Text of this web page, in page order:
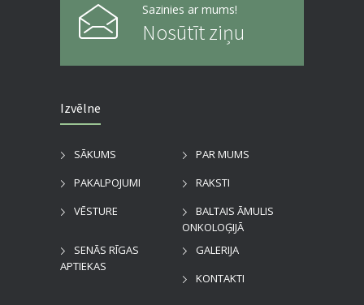
Sazinies ar mums!
Nosūtīt ziņu
Izvēlne
SĀKUMS
PAR MUMS
PAKALPOJUMI
RAKSTI
VĒSTURE
BALTAIS ĀMULIS
ONKOLOĢIJĀ
SENĀS RĪGAS
APTIEKAS
GALERIJA
KONTAKTI